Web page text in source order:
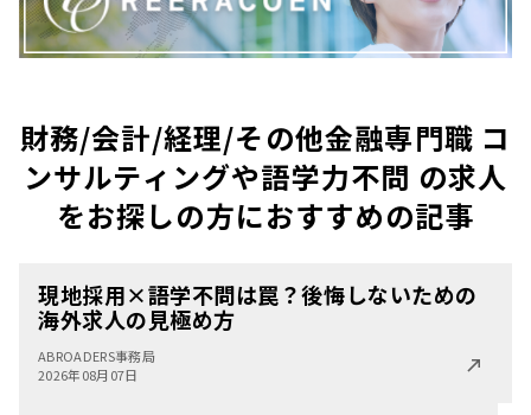
財務/会計/経理/その他金融専門職 コ
ンサルティングや語学力不問 の求人
をお探しの方におすすめの記事
現地採用×語学不問は罠？後悔しないための
海外求人の見極め方
ABROADERS事務局
2026年08月07日